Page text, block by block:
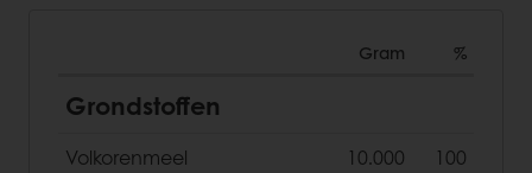
Gram %
Grondstoffen
Volkorenmeel 10.000
100